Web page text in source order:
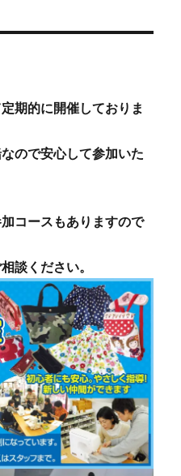
期的に開催しておりま
ので安心して参加いた
コースもありますので
談ください。